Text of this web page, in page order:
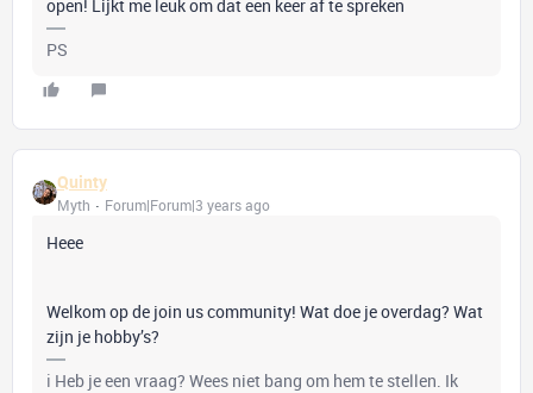
open! Lijkt me leuk om dat een keer af te spreken
PS
Quinty
Myth Forum|Forum|3 years ago
Heee
Welkom op de join us community! Wat doe je overdag? Wat
zijn je hobby’s?
ℹ️ Heb je een vraag? Wees niet bang om hem te stellen. Ik